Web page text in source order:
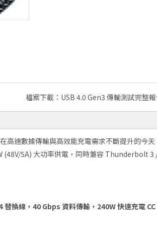
檔案下載： USB 4.0 Gen3 傳輸測試完整
高速數據傳輸與高效能充電需求不斷提升的今
(48V/5A) 大功率供電，同時兼容 Thunderbolt